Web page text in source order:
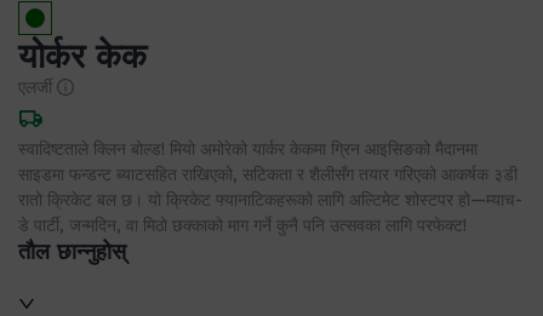
योर्कर केक
एलर्जी
स्वादिष्टताले क्लिन बोल्ड! मियो अमोरेको यार्कर केकमा ग्रिन आइसिङको मैदानमा
साइडमा फन्डन्ट ब्याटसहित राखिएको, सटिकता र शैलीसँग तयार गरिएको आकर्षक ३डी
रातो क्रिकेट बल छ। यो क्रिकेट फ्यानाटिकहरूको लागि अल्टिमेट शोस्टपर हो—म्याच-
डे पार्टी, जन्मदिन, वा मिठो छक्काको माग गर्ने कुनै पनि उत्सवका लागि परफेक्ट!
तौल छान्नुहोस्